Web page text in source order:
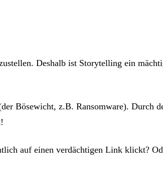
Deshalb ist Storytelling ein
Bösewicht, z.B. Ransomware). Durch
auf einen verdächtigen Link klickt?